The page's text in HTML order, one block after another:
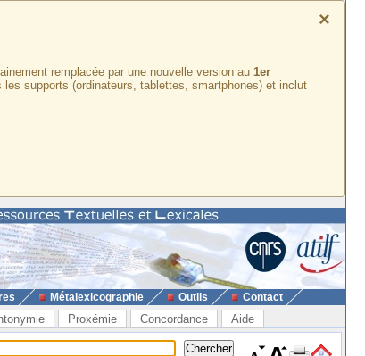
×
remplacée par une nouvelle version au 1er
supports (ordinateurs, tablettes, smartphones) et inclut
Métalexicographie Outils Contact
Proxémie Concordance Aide